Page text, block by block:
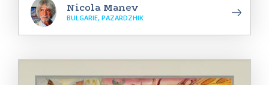
Nicola Manev
BULGARIE, PAZARDZHIK